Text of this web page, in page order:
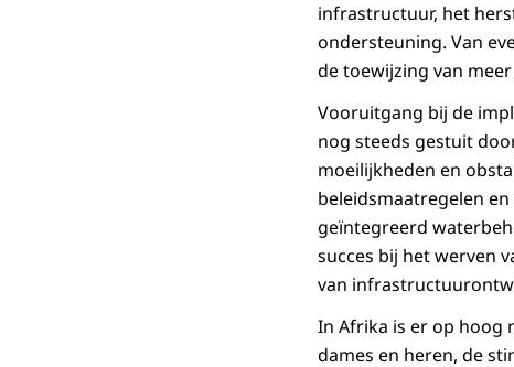
infrastructuur, het
ondersteuning. Van
de toewijzing van
Vooruitgang bij de
nog steeds gestuit
moeilijkheden en
beleidsmaatregelen
geïntegreerd
succes bij het werven
van
In Afrika is er op hoog
dames en heren, de